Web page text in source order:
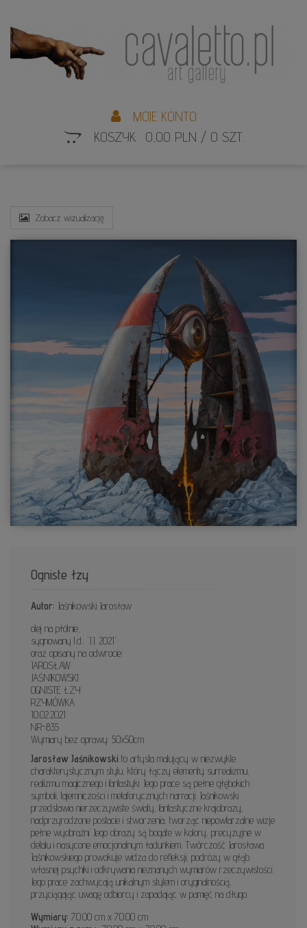
MOJE KONTO
KOSZYK: 0,00 PLN / 0 SZT.
Zobacz wizualizację
Ogniste łzy
Autor: Jaśnikowski Jarosław
olej na płótnie,
sygnowany l.d.: 'J.J. 2021'
oraz opisany na odwrocie:
JAROSŁAW
JAŚNIKOWSKI
OGNISTE ŁZY
RZYMÓWKA
10.02.2021
NR-835
Wymiary bez oprawy: 50x50cm
Jarosław Jaśnikowski to artysta malujący w niezwykle
charakterystycznym stylu, który łączy elementy surrealizmu,
realizmu magicznego i fantastyki. Jego prace są pełne głębokich
symboli, tajemniczości i metaforycznych narracji. Jaśnikowski
przedstawia nierzeczywiste światy, fantastyczne krajobrazy,
nadprzyrodzone postacie i stworzenia, tworząc niepowtarzalne wizje
pełne wyobraźni. Jego obrazy są bogate w kolory, precyzyjne w
detalu i nasycone emocjonalnym ładunkiem. Twórczość Jarosława
Jaśnikowskiego prowokuje widza do refleksji, podróży w głąb
własnej psychiki i odkrywania nieznanych wymiarów rzeczywistości.
Jego prace zachwycają unikalnym stylem i oryginalnością,
przyciągając uwagę odbiorcy i zapadając w pamięć na długo.
Wymiary: 70.00 cm x 70.00 cm